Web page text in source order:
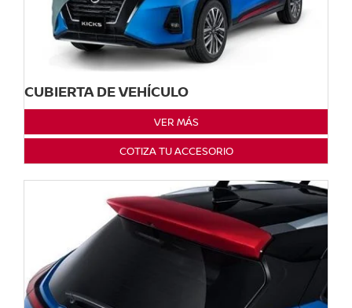
CUBIERTA DE VEHÍCULO
VER MÁS
COTIZA TU ACCESORIO